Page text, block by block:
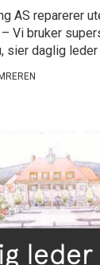
AS reparerer
Vi bruker
sier daglig